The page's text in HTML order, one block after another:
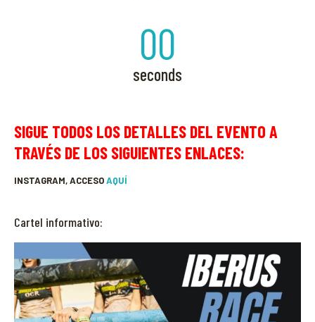
00
seconds
SIGUE TODOS LOS DETALLES DEL EVENTO A
TRAVÉS DE LOS SIGUIENTES ENLACES:
INSTAGRAM, ACCESOAQUÍ
Cartel informativo: